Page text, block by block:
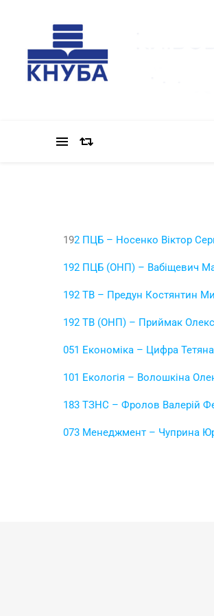
192 ПЦБ – Носенко Віктор
192 ПЦБ (ОНП) – Вабіщевич
192 ТВ – Предун Костянтин
192 ТВ (ОНП) – Приймак
051 Економіка – Цифра
101 Екологія – Волошкіна
183 ТЗНС – Фролов Валерій
073 Менеджмент – Чуприна